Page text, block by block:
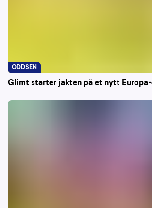
Glimt starter jakten på et nytt
ODDSEN